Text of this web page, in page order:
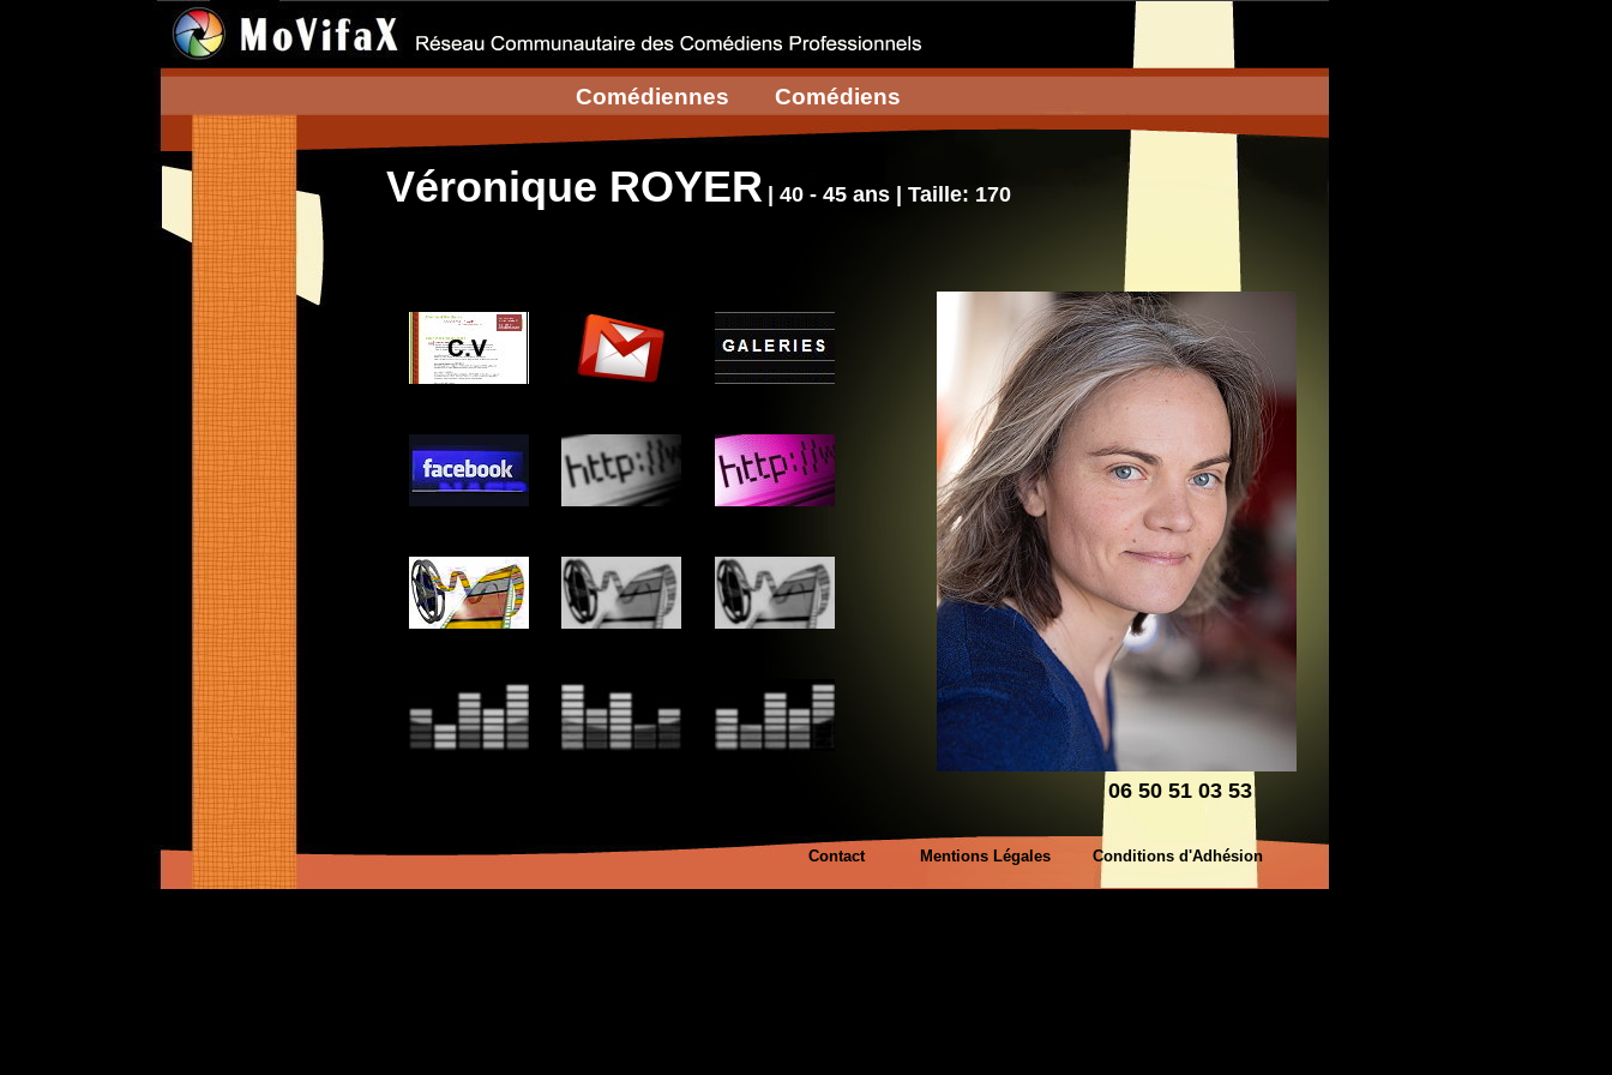
Comédiennes Comédiens
Véronique ROYER | 40 - 45 ans | Taille: 170
06 50 51 03 53
Contact Mentions Légales Conditions d'Adhésion